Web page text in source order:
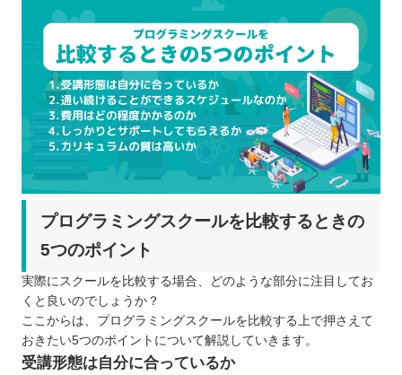
プログラミングスクールを比較するときの
5つのポイント
実際にスクールを比較する場合、どのような部分に注目してお
くと良いのでしょうか？
ここからは、プログラミングスクールを比較する上で押さえて
おきたい5つのポイントについて解説していきます。
受講形態は自分に合っているか